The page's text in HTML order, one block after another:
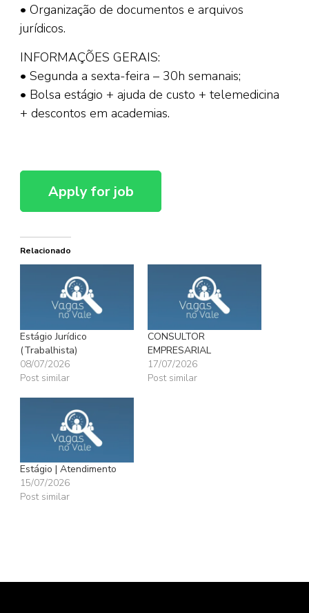
• Organização de documentos e arquivos
jurídicos.
INFORMAÇÕES GERAIS:
• Segunda a sexta-feira – 30h semanais;
• Bolsa estágio + ajuda de custo + telemedicina
+ descontos em academias.
Relacionado
Estágio Jurídico
(Trabalhista)
08/07/2026
Post similar
CONSULTOR
EMPRESARIAL
17/07/2026
Post similar
Estágio | Atendimento
15/07/2026
Post similar